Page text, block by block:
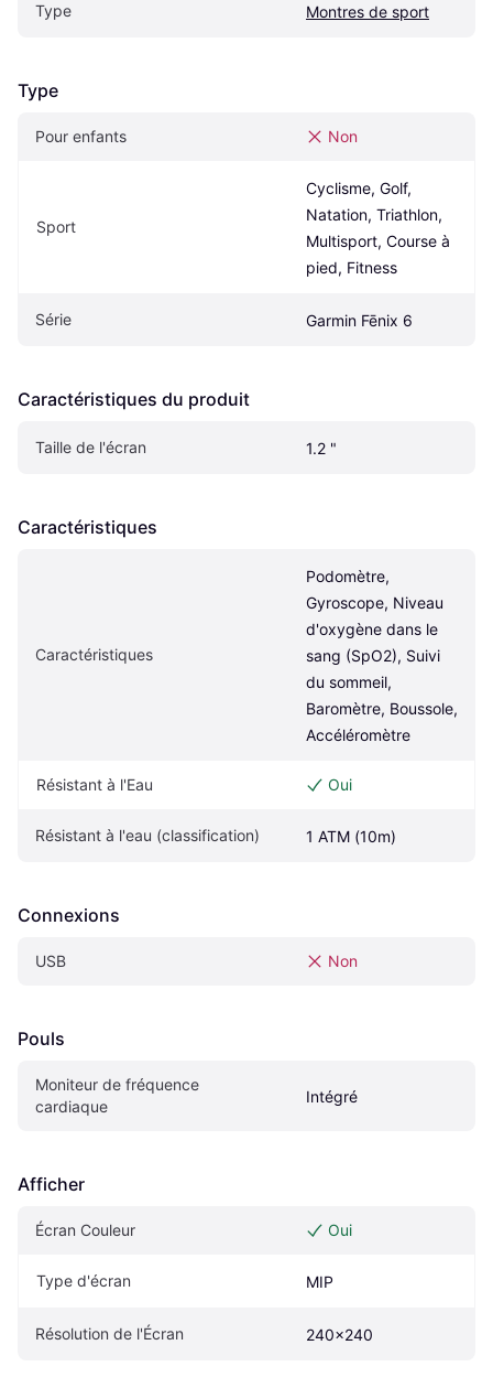
Type Montres de sport
Type
Pour enfants Non
Sport
Cyclisme, Golf,
Natation, Triathlon,
Multisport, Course à
pied, Fitness
Série Garmin Fēnix 6
Caractéristiques du produit
Taille de l'écran 1.2 "
Caractéristiques
Caractéristiques
Podomètre,
Gyroscope, Niveau
d'oxygène dans le
sang (SpO2), Suivi
du sommeil,
Baromètre, Boussole,
Accéléromètre
Résistant à l'Eau Oui
Résistant à l'eau (classification) 1 ATM (10m)
Connexions
USB Non
Pouls
Moniteur de fréquence
cardiaque
Intégré
Afficher
Écran Couleur Oui
Type d'écran MIP
Résolution de l'Écran 240x240